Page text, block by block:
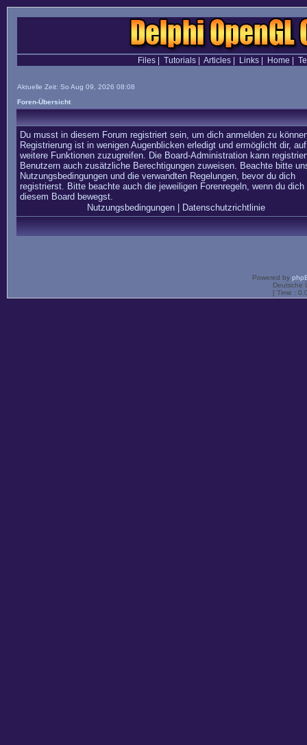
Files| Tutorials| Articles| Links| Home
Aktuelle Zeit: So Aug 09, 2026 08:08
Foren-Übersicht
Du musst in diesem Forum registriert sein, um dich anmelden zu
Registrierung ist in wenigen Augenblicken erledigt und ermöglicht dir, auf
weitere Funktionen zuzugreifen. Die Board-Administration kann
Benutzern auch zusätzliche Berechtigungen zuweisen. Beachte bitte
Nutzungsbedingungen und die verwandten Regelungen, bevor du dich
registrierst. Bitte beachte auch die jeweiligen Forenregeln, wenn du dich
diesem Board bewegst.
Nutzungsbedingungen| Datenschutzrichtlinie
Powered by
Deutsche
[ Time :